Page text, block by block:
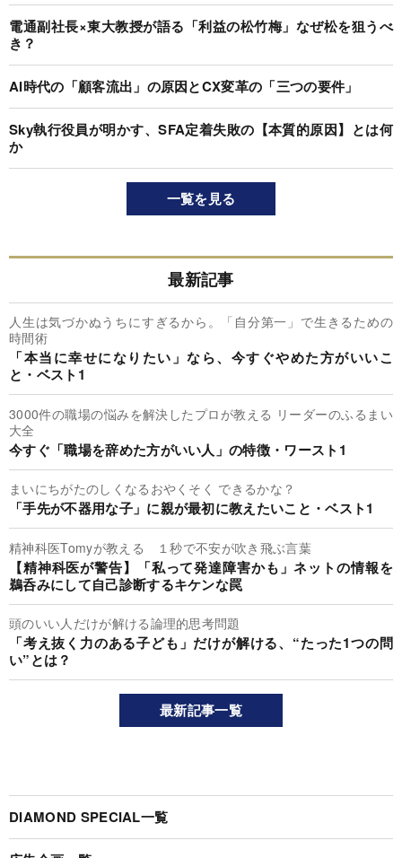
電通副社長×東大教授が語る「利益の松竹梅」なぜ松を狙うべ
き？
AI時代の「顧客流出」の原因とCX変革の「三つの要件」
Sky執行役員が明かす、SFA定着失敗の【本質的原因】とは何
か
一覧を見る
最新記事
人生は気づかぬうちにすぎるから。「自分第一」で生きるための
時間術
「本当に幸せになりたい」なら、今すぐやめた方がいいこ
と・ベスト1
3000件の職場の悩みを解決したプロが教える リーダーのふるまい
大全
今すぐ「職場を辞めた方がいい人」の特徴・ワースト1
まいにちがたのしくなるおやくそく できるかな？
「手先が不器用な子」に親が最初に教えたいこと・ベスト1
精神科医Tomyが教える １秒で不安が吹き飛ぶ言葉
【精神科医が警告】「私って発達障害かも」ネットの情報を
鵜呑みにして自己診断するキケンな罠
頭のいい人だけが解ける論理的思考問題
「考え抜く力のある子ども」だけが解ける、“たった1つの問
い”とは？
最新記事一覧
DIAMOND SPECIAL一覧